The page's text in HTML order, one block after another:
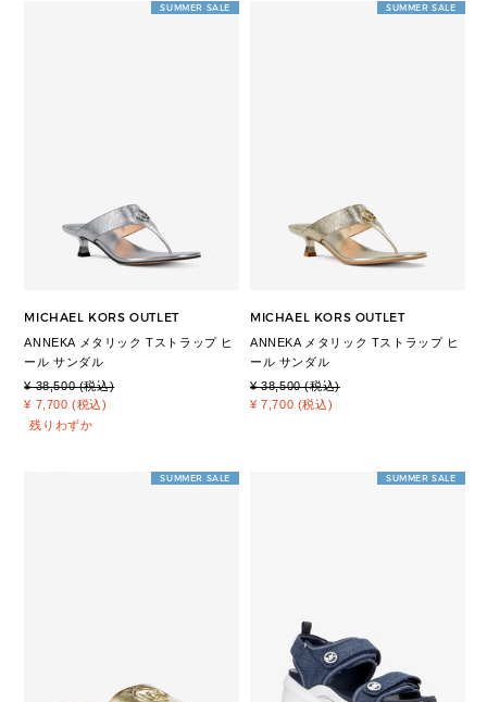
SUMMER SALE
MICHAEL KORS OUTLET
ANNEKA メタリック Tストラップ ヒ
ール サンダル
¥ 38,500 (税込)
¥ 7,700 (税込)
残りわずか
SUMMER SALE
MICHAEL KORS OUTLET
ANNEKA メタリック Tストラップ ヒ
ール サンダル
¥ 38,500 (税込)
¥ 7,700 (税込)
SUMMER SALE SUMMER SALE